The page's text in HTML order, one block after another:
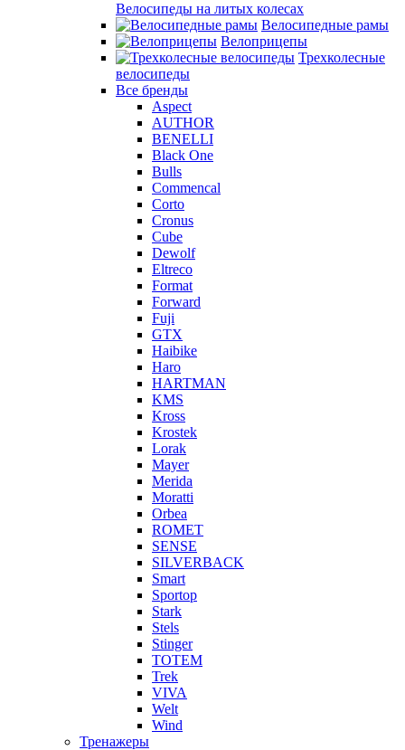
Велосипеды на литых колесах
Велосипедные рамы
Велоприцепы
Трехколесные
велосипеды
Все бренды
Aspect
AUTHOR
BENELLI
Black One
Bulls
Commencal
Corto
Cronus
Cube
Dewolf
Eltreco
Format
Forward
Fuji
GTX
Haibike
Haro
HARTMAN
KMS
Kross
Krostek
Lorak
Mayer
Merida
Moratti
Orbea
ROMET
SENSE
SILVERBACK
Smart
Sportop
Stark
Stels
Stinger
TOTEM
Trek
VIVA
Welt
Wind
Тренажеры